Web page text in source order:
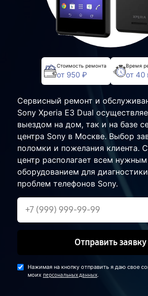
Стоимость ремонта
от 950 ₽
Время
от 40
Сервисный ремонт и
Sony Xperia E3 Dual
выездом на дом, так и на базе
центра Sony в Москве. Выбор
поломки и пожелания клиента.
центр располагает всем нужным
оборудованием для
проблем телефонов Sony.
Отправить заявку
Нажимая на кнопку отправить я даю свое
моих персональных данных.